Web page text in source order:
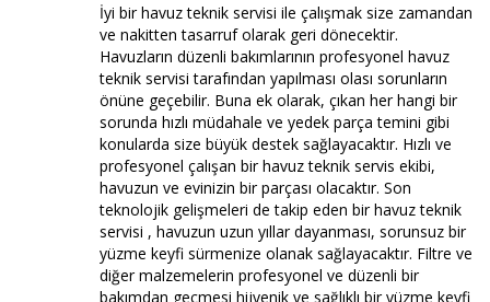
İyi bir havuz teknik servisi ile çalışmak size zamandan
ve nakitten tasarruf olarak geri dönecektir.
Havuzların düzenli bakımlarının profesyonel havuz
teknik servisi tarafından yapılması olası sorunların
önüne geçebilir. Buna ek olarak, çıkan her hangi bir
sorunda hızlı müdahale ve yedek parça temini gibi
konularda size büyük destek sağlayacaktır. Hızlı ve
profesyonel çalışan bir havuz teknik servis ekibi,
havuzun ve evinizin bir parçası olacaktır. Son
teknolojik gelişmeleri de takip eden bir havuz teknik
servisi , havuzun uzun yıllar dayanması, sorunsuz bir
yüzme keyfi sürmenize olanak sağlayacaktır. Filtre ve
diğer malzemelerin profesyonel ve düzenli bir
bakımdan geçmesi hijyenik ve sağlıklı bir yüzme keyfi